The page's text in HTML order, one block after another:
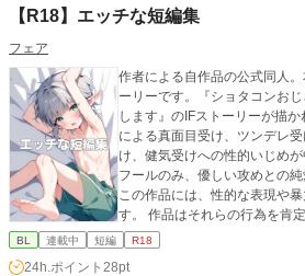
【R18】エッチな短編集
フェア
作者による自作品の公式同人
ーリーです。『ショタコンお
します』のIFストーリーが描
による真面目受け、ツンデレ
け、健気受けへの性的いじめ
フールのみ、優しい攻めとの純愛に
この作品には、性的な表現や
す。 作品はそれらの行為を肯
そういった表現に対して不快感
BL 連載中 短編 R18
24h.ポイント 28pt